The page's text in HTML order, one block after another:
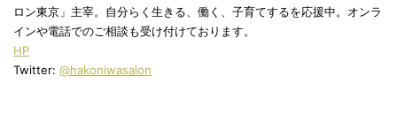
ロン東京」主宰。自分らく生きる、働く、子育てするを応援中。オンラ
インや電話でのご相談も受け付けております。
HP
Twitter: @hakoniwasalon